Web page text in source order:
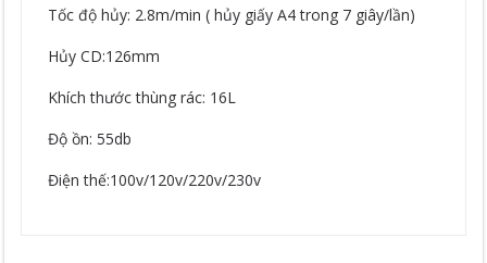
Tốc độ hủy: 2.8m/min ( hủy giấy A4 trong 7 giây/lần)
Hủy CD:126mm
Khích thước thùng rác: 16L
Độ ồn: 55db
Điện thế:100v/120v/220v/230v